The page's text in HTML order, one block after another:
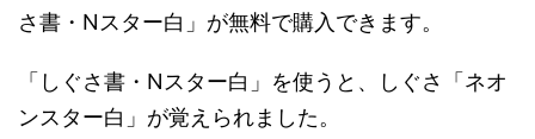
さ書・Nスター白」が無料で購入できます。
「しぐさ書・Nスター白」を使うと、しぐさ「ネオ
ンスター白」が覚えられました。